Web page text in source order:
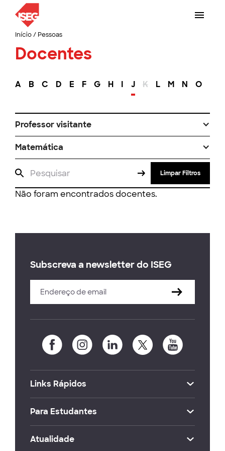
Início/ Pessoas
Docentes
A B C D E F G H I J K L M N O
Professor visitante
Matemática
Limpar Filtros
Não foram encontrados docentes.
Subscreva a newsletter do ISEG
Links Rápidos
Para Estudantes
Atualidade